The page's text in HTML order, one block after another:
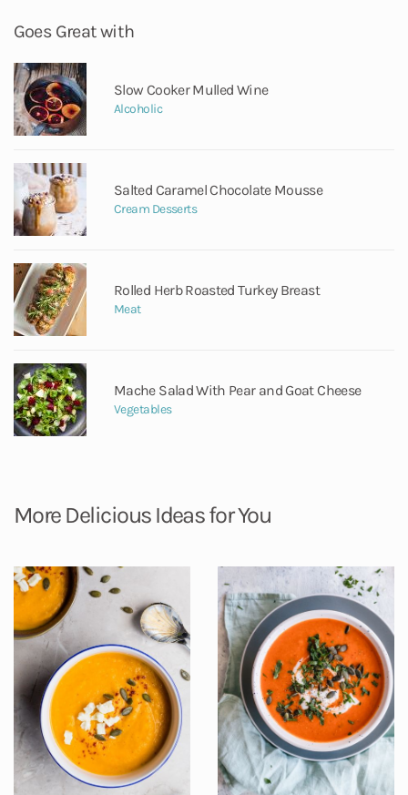
Goes Great with
Slow Cooker Mulled Wine
Alcoholic
Salted Caramel Chocolate Mousse
Cream Desserts
Rolled Herb Roasted Turkey Breast
Meat
Mache Salad With Pear and Goat Cheese
Vegetables
More Delicious Ideas for You